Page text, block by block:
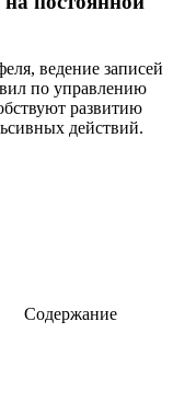
ведение записей
по управлению
развитию
действий.
Содержание